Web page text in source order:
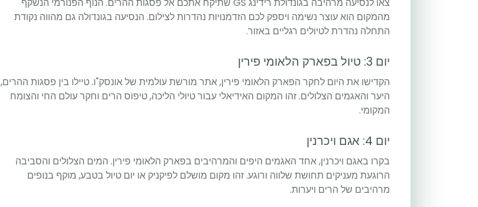
צאו לנסיעה מרהיבה בגונדולת רידינג GS שתיקח אתכם אל פסגות ההרים. הנוף הפנורמי הנשקף
מהמקום הוא עוצר נשימה ויספק לכם הזדמנויות נהדרות לצילום. הנסיעה בגונדולה גם מהווה נקודת
התחלה נהדרת לטיולים רגליים באזור.
יום 3: טיול בפארק הלאומי פירין
הקדישו את היום לחקר הפארק הלאומי פירין, אתר מורשת עולמית של אונסק"ו. טיילו בין פסגות ההרים,
היער והאגמים הצלולים. זהו המקום האידיאלי עבור טיולי הליכה, טיפוס הרים וחקר עולם החי והצומח
המקומי.
יום 4: אגם ויכרנין
בקרו באגם ויכרנין, אחד האגמים היפים והמרהיבים בפארק הלאומי פירין. המים הצלולים והסביבה
הרוגעת מעניקים תחושת שלווה ורוגע. זהו מקום מושלם לפיקניק או יום טיול בטבע, מוקף בנופים
מרהיבים של הרים ויערות.